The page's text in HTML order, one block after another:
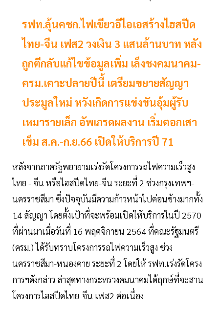
รฟท.ลุ้นคชก.ไฟเขียวอีไอเอสร้างไฮสปีด
ไทย-จีน เฟส2 วงเงิน 3 แสนล้านบาท หลัง
ถูกตีกลับแก้ไขข้อมูลเพิ่ม เล็งชงคมนาคม-
ครม.เคาะปลายปีนี้ เตรียมขยายสัญญา
ประมูลใหม่ หวังเกิดการแข่งขันอุ้มผู้รับ
เหมารายเล็ก อัพเกรดผลงาน เริ่มตอกเสา
เข็ม ส.ค.-ก.ย.66 เปิดให้บริการปี 71
หลังจากภาครัฐพยายามเร่งรัดโครงการรถไฟความเร็วสูง
ไทย - จีน หรือไฮสปีดไทย-จีน ระยะที่ 2 ช่วงกรุงเทพฯ-
นครราชสีมา ซึ่งปัจจุบันมีความก้าวหน้าไปค่อนข้างมากทั้ง
14 สัญญา โดยตั้งเป้าที่จะพร้อมเปิดให้บริการในปี 2570
ที่ผ่านมาเมื่อวันที่ 16 พฤศจิกายน 2564 ที่คณะรัฐมนตรี
(ครม.) ได้รับทราบโครงการรถไฟความเร็วสูง ช่วง
นครราชสีมา-หนองคาย ระยะที่ 2 โดยให้ รฟท.เร่งรัดโครง
การฯดังกล่าว ล่าสุดทางกระทรวงคมนาคมได้ฤกษ์ที่จะสาน
โครงการไฮสปีดไทย-จีน เฟส2 ต่อเนื่อง